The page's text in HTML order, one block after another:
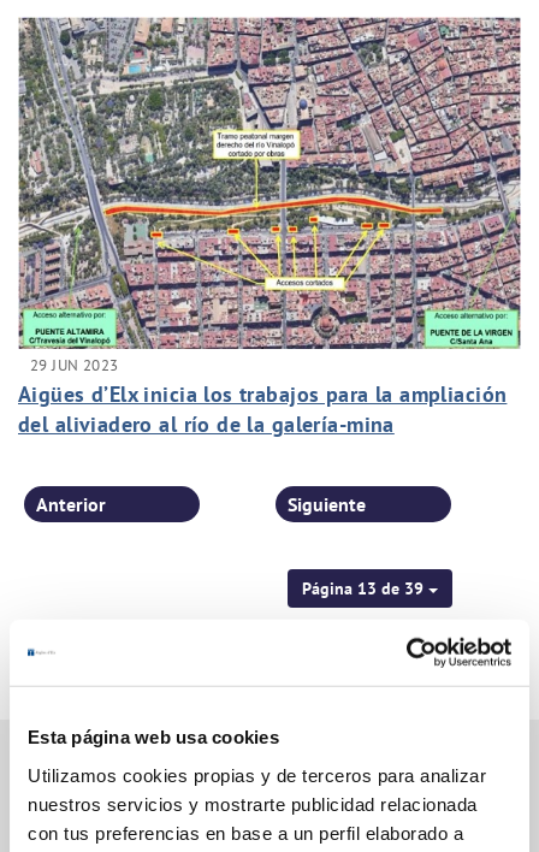
Esta página web usa cookies
Utilizamos cookies propias y de terceros para analizar
nuestros servicios y mostrarte publicidad relacionada
con tus preferencias en base a un perfil elaborado a
29 JUN 2023
Aigües d’Elx inicia los trabajos para la ampliación
del aliviadero al río de la galería-mina
Página 13 de 39
Anterior Siguiente
Gestiones Online